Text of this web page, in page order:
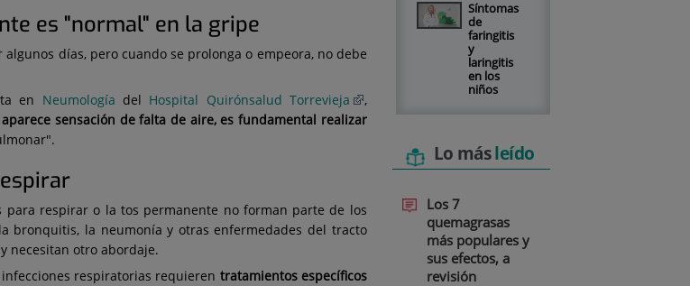
es "normal" en la gripe
días, pero cuando se prolonga o empeora, no debe
en Neumología del Hospital Quirónsalud Torrevieja
,
sensación de falta de aire, es fundamental realizar
para respirar o la tos permanente no forman parte de los
bronquitis, la neumonía y otras enfermedades del tracto
necesitan otro abordaje.
respiratorias requieren tratamientos específicos
Síntomas
de
faringitis
y
laringitis
en los
niños
Lo másleído
Los 7
quemagrasas
más populares y
sus efectos, a
revisión